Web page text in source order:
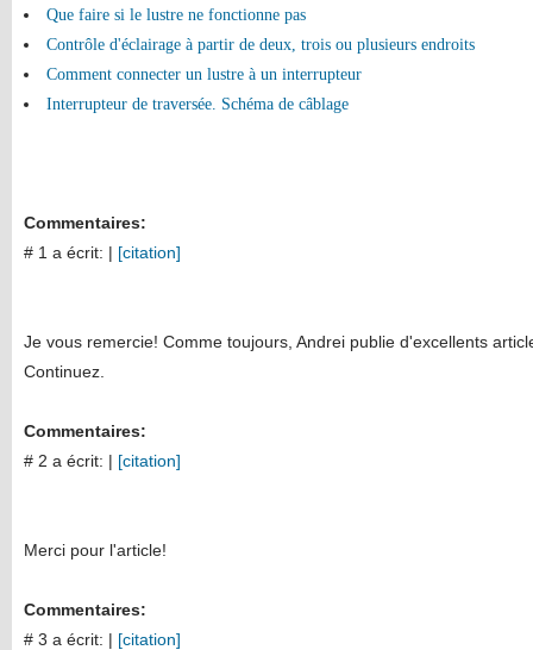
Que faire si le lustre ne fonctionne pas
Contrôle d'éclairage à partir de deux, trois ou plusieurs endroits
Comment connecter un lustre à un interrupteur
Interrupteur de traversée. Schéma de câblage
Commentaires:
# 1 a écrit: | [citation]
Je vous remercie! Comme toujours, Andrei publie d'excellents
Continuez.
Commentaires:
# 2 a écrit: | [citation]
Merci pour l'article!
Commentaires:
# 3 a écrit: | [citation]